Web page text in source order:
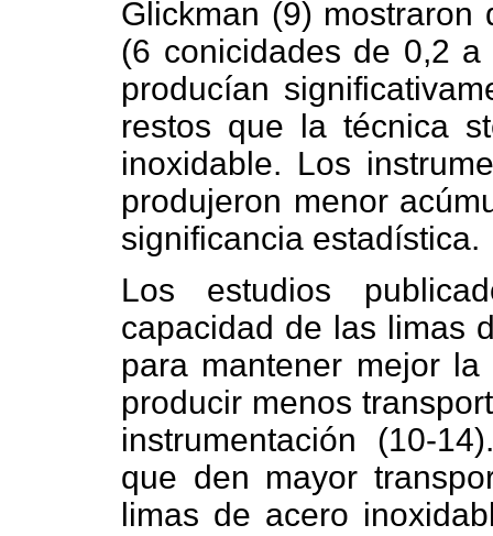
Glickman (9)
(6 conicidades de 0,2
producían
restos que la técnica
inoxidable. Los
produjeron menor
significancia estadística.
Los estudios
capacidad de las limas
para mantener mejor
producir menos
instrumentación (10-
que den mayor
limas de acero